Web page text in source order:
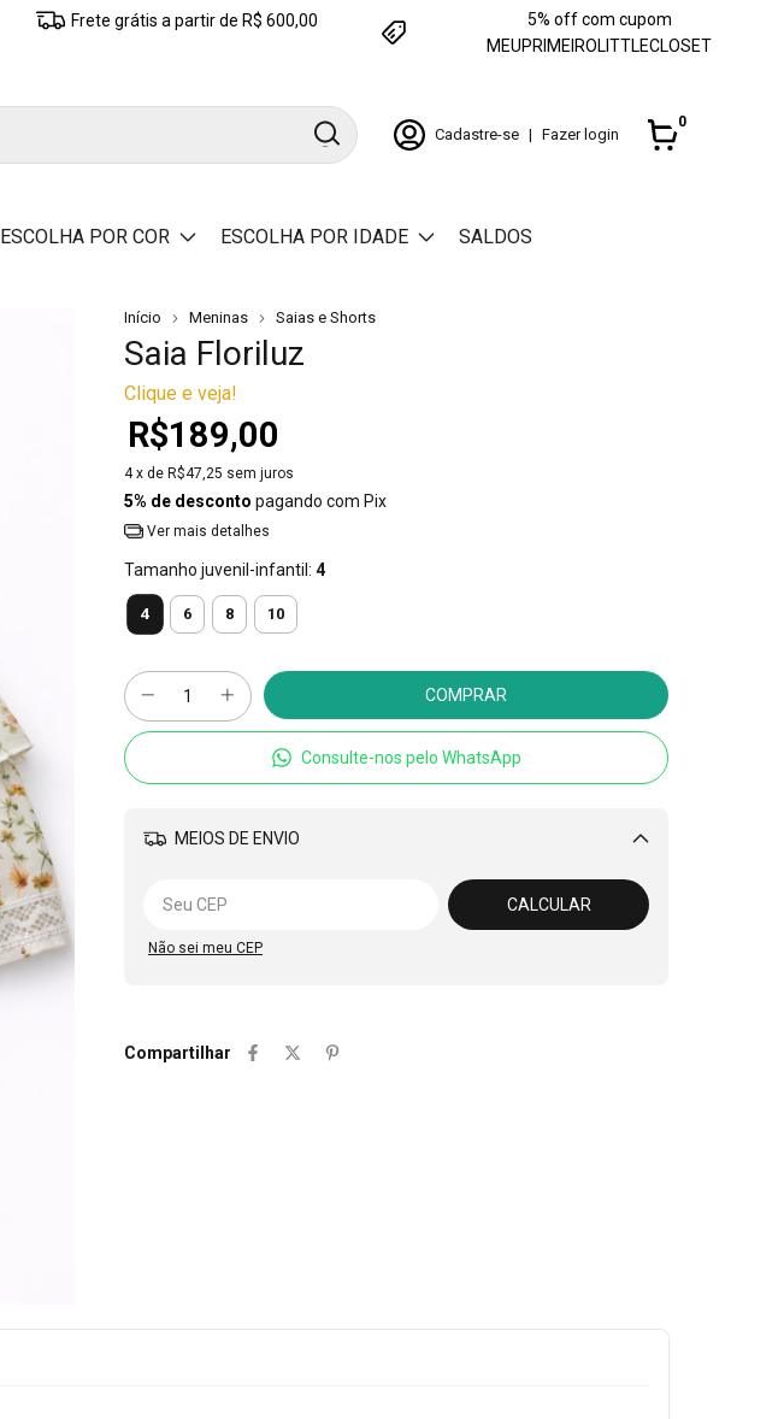
Frete grátis a partir de R$ 600,00
5% off com cupom
MEUPRIMEIROLITTLECLOSET
Cadastre-se | Fazer login
0
ESCOLHA POR COR ESCOLHA POR IDADE SALDOS
Início Meninas Saias e Shorts
Saia Floriluz
Clique e veja!
R$189,00
4 x de R$47,25 sem juros
5% de desconto pagando com Pix
Ver mais detalhes
Tamanho juvenil-infantil: 4
4 6 8 10
Consulte-nos pelo WhatsApp
MEIOS DE ENVIO
Alterar CEP
CALCULAR
Não sei meu CEP
Compartilhar